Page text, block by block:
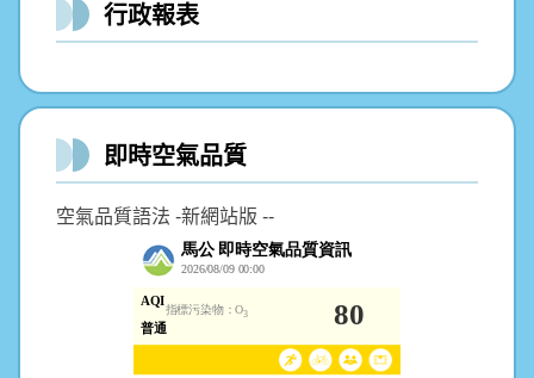
行政報表
即時空氣品質
空氣品質語法 -新網站版 --